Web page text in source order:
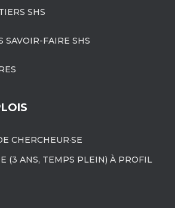
SHS
SAVOIR-FAIRE SHS
CHERCHEUR·SE
(3 ANS, TEMPS PLEIN) À PROFIL